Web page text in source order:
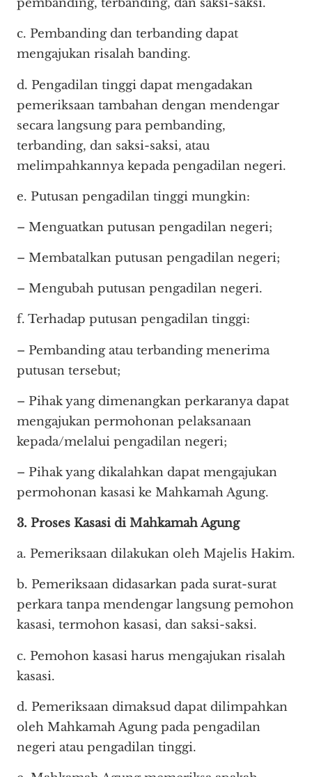
pembanding, terbanding, dan saksi-saksi.
c. Pembanding dan terbanding dapat
mengajukan risalah banding.
d. Pengadilan tinggi dapat mengadakan
pemeriksaan tambahan dengan mendengar
secara langsung para pembanding,
terbanding, dan saksi-saksi, atau
melimpahkannya kepada pengadilan negeri.
e. Putusan pengadilan tinggi mungkin:
– Menguatkan putusan pengadilan negeri;
– Membatalkan putusan pengadilan negeri;
– Mengubah putusan pengadilan negeri.
f. Terhadap putusan pengadilan tinggi:
– Pembanding atau terbanding menerima
putusan tersebut;
– Pihak yang dimenangkan perkaranya dapat
mengajukan permohonan pelaksanaan
kepada/melalui pengadilan negeri;
– Pihak yang dikalahkan dapat mengajukan
permohonan kasasi ke Mahkamah Agung.
3. Proses Kasasi di Mahkamah Agung
a. Pemeriksaan dilakukan oleh Majelis Hakim.
b. Pemeriksaan didasarkan pada surat-surat
perkara tanpa mendengar langsung pemohon
kasasi, termohon kasasi, dan saksi-saksi.
c. Pemohon kasasi harus mengajukan risalah
kasasi.
d. Pemeriksaan dimaksud dapat dilimpahkan
oleh Mahkamah Agung pada pengadilan
negeri atau pengadilan tinggi.